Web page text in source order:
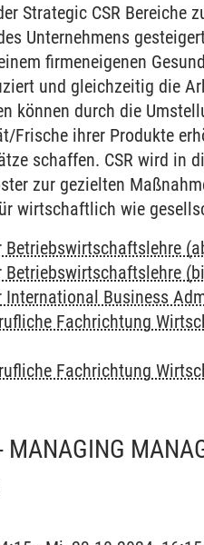
Strategic CSR Bereiche
Unternehmens
firmeneigenen
und gleichzeitig die
können durch die
Frische ihrer Produkte
schaffen. CSR wird in
zur gezielten
wirtschaftlich wie
Betriebswirtschaftslehre
Betriebswirtschaftslehre
International Business
Fachrichtung
Fachrichtung